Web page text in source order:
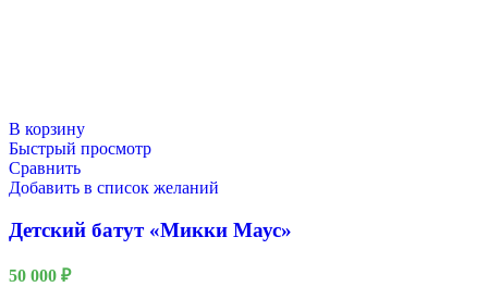
В корзину
Быстрый просмотр
Сравнить
Добавить в список желаний
Детский батут «Микки Маус»
50 000 ₽